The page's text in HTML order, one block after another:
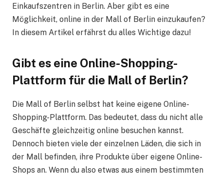
Einkaufszentren in Berlin. Aber gibt es eine
Möglichkeit, online in der Mall of Berlin einzukaufen?
In diesem Artikel erfährst du alles Wichtige dazu!
Gibt es eine Online-Shopping-
Plattform für die Mall of Berlin?
Die Mall of Berlin selbst hat keine eigene Online-
Shopping-Plattform. Das bedeutet, dass du nicht alle
Geschäfte gleichzeitig online besuchen kannst.
Dennoch bieten viele der einzelnen Läden, die sich in
der Mall befinden, ihre Produkte über eigene Online-
Shops an. Wenn du also etwas aus einem bestimmten